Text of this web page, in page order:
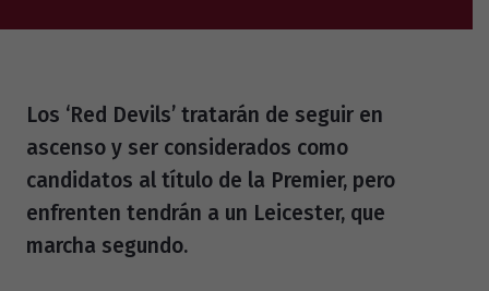
Los ‘Red Devils’ tratarán de seguir en
ascenso y ser considerados como
candidatos al título de la Premier, pero
enfrenten tendrán a un Leicester, que
marcha segundo.